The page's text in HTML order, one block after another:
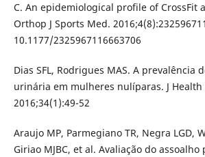
C. An epidemiological profile of CrossFit
Orthop J Sports Med.
10.1177/2325967116663706
Dias SFL, Rodrigues MAS. A prevalência
urinária em mulheres nulíparas. J Health
2016;34(1):49-52
Araujo MP, Parmegiano TR, Negra LGD,
Giriao MJBC, et al. Avaliação do